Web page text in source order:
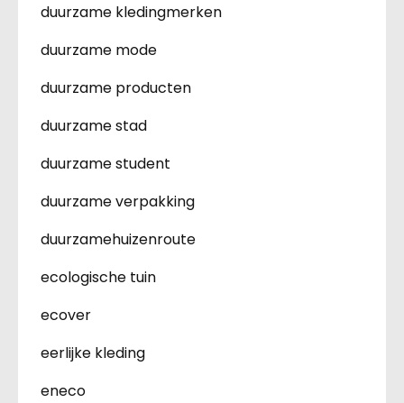
duurzame kledingmerken
duurzame mode
duurzame producten
duurzame stad
duurzame student
duurzame verpakking
duurzamehuizenroute
ecologische tuin
ecover
eerlijke kleding
eneco